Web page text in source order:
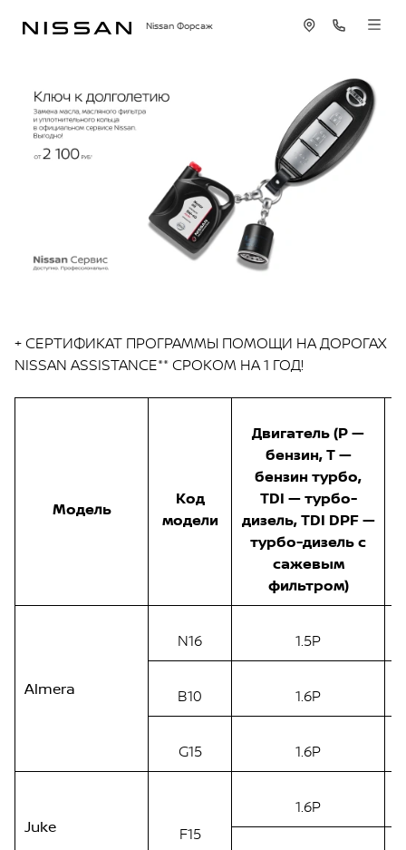
Nissan Форсаж
+ CЕРТИФИКАТ ПРОГРАММЫ ПОМОЩИ НА ДОРОГАХ
NISSAN ASSISTANCE** СРОКОМ НА 1 ГОД!
Модель
Код
модели
Двигатель (P —
бензин, T —
бензин турбо,
TDI — турбо-
дизель, TDI DPF —
турбо-дизель с
сажевым
фильтром)
Almera
N16 1.5P
B10 1.6P
G15 1.6P
Juke F15
1.6P